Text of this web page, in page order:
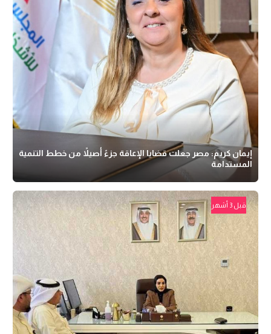
إيمان كريم: مصر جعلت قضايا الإعاقة جزءً أصيلاً من خطط التنمية
المستدامة
قبل 3 أشهر